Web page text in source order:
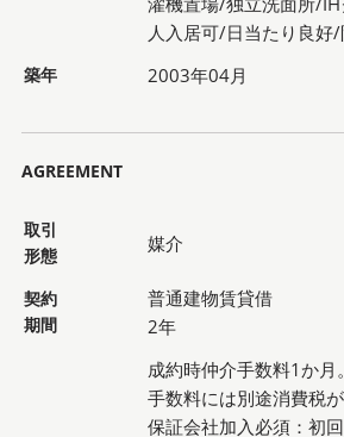
人入居可/日当たり良好
築年 2003年04月
AGREEMENT
取引
形態
媒介
契約
期間
普通建物賃貸借
2年
成約時仲介手数料1か
手数料には別途消費税
保証会社加入必須：初